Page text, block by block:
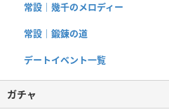
常設｜幾千のメロディー
常設｜鍛錬の道
デートイベント一覧
ガチャ